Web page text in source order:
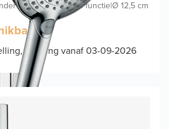
waterbesparende functie|Ø 12,5 cm
levering vanaf 03-09-2026